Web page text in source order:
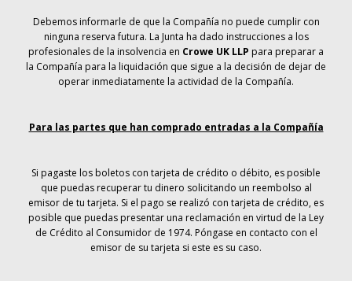
Debemos informarle de que la Compañía no puede cumplir con
ninguna reserva futura. La Junta ha dado instrucciones a los
profesionales de la insolvencia en Crowe UK LLP para preparar a
la Compañía para la liquidación que sigue a la decisión de dejar de
operar inmediatamente la actividad de la Compañía.
Para las partes que han comprado entradas a la Compañía
Si pagaste los boletos con tarjeta de crédito o débito, es posible
que puedas recuperar tu dinero solicitando un reembolso al
emisor de tu tarjeta. Si el pago se realizó con tarjeta de crédito, es
posible que puedas presentar una reclamación en virtud de la Ley
de Crédito al Consumidor de 1974. Póngase en contacto con el
emisor de su tarjeta si este es su caso.